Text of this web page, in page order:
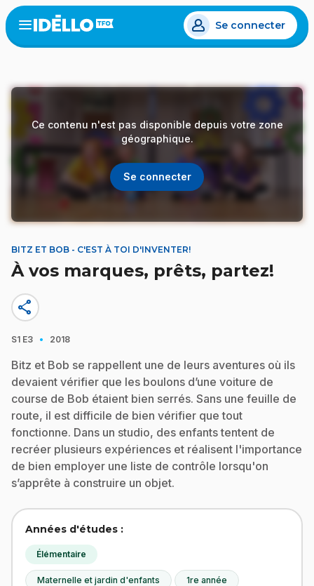
Aller
au
contenu
Open
menu
Se connecter
Ce contenu n'est pas disponible depuis votre zone
géographique.
Se connecter
BITZ ET BOB - C'EST À TOI D'INVENTER!
À vos marques, prêts, partez!
share
S1 E3 · 2018
Bitz et Bob se rappellent une de leurs aventures où ils
devaient vérifier que les boulons d’une voiture de
course de Bob étaient bien serrés. Sans une feuille de
route, il est difficile de bien vérifier que tout
fonctionne. Dans un studio, des enfants tentent de
recréer plusieurs expériences et réalisent l'importance
de bien employer une liste de contrôle lorsqu'on
s’apprête à construire un objet.
Années d'études :
Élémentaire
Maternelle et jardin d'enfants 1re année